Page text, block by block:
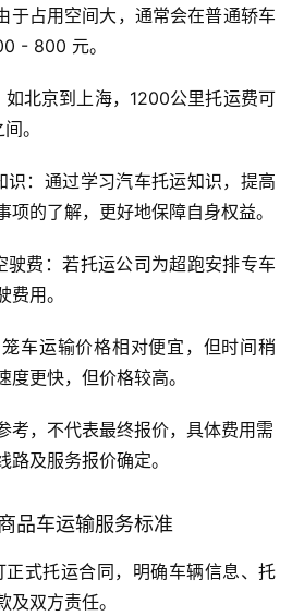
于占用空间大，通常会在普通轿车
- 800 元。
北京到上海，1200公里托运费可
。
识：通过学习汽车托运知识，提高
项的了解，更好地保障自身权益。
驶费：若托运公司为超跑安排专车
用。
车运输价格相对便宜，但时间稍
更快，但价格较高。
考，不代表最终报价，具体费用需
及服务报价确定。
品车运输服务标准
正式托运合同，明确车辆信息、托
双方责任。